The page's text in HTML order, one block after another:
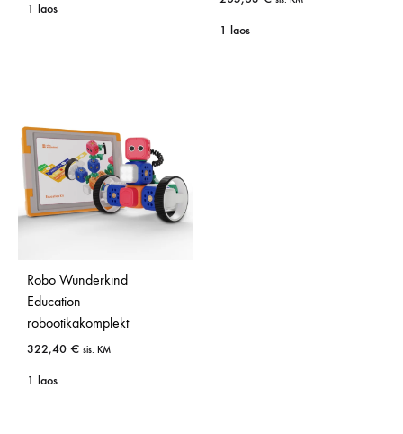
1 laos
1 laos
Robo Wunderkind
Education
robootikakomplekt
322,40 € sis. KM
1 laos